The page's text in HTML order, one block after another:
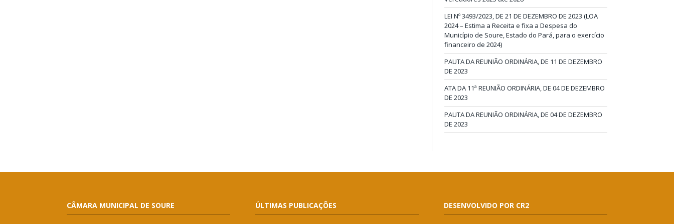
LEI Nº 3493/2023, DE 21 DE DEZEMBRO DE 2023 (LOA
2024 – Estima a Receita e fixa a Despesa do
Município de Soure, Estado do Pará, para o exercício
financeiro de 2024)
PAUTA DA REUNIÃO ORDINÁRIA, DE 11 DE DEZEMBRO
DE 2023
ATA DA 11ª REUNIÃO ORDINÁRIA, DE 04 DE DEZEMBRO
DE 2023
PAUTA DA REUNIÃO ORDINÁRIA, DE 04 DE DEZEMBRO
DE 2023
CÂMARA MUNICIPAL DE SOURE ÚLTIMAS PUBLICAÇÕES DESENVOLVIDO POR CR2